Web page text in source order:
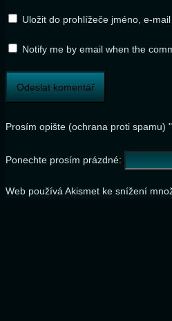
Uložit do prohlížeče jméno, e-
Notify me by email when the
Prosím opište (ochrana proti spamu)
Ponechte prosím prázdné:
Web používá Akismet ke snížení